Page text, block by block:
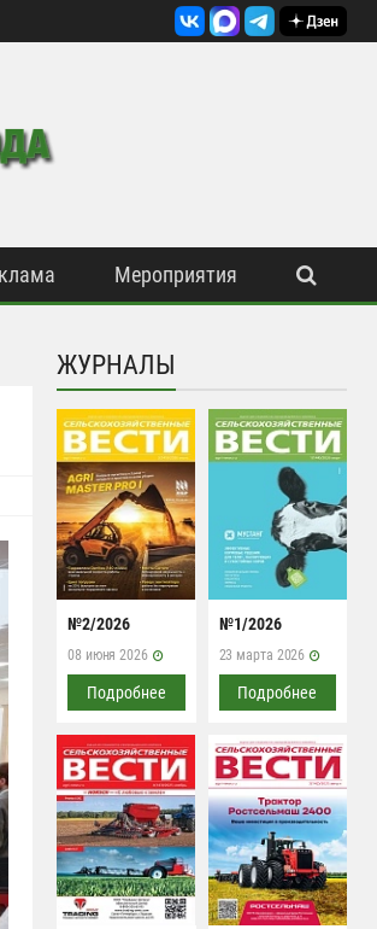
Мероприятия
ЖУРНАЛЫ
№2/2026
08 июня 2026
Подробнее
№1/2026
23 марта 2026
Подробнее